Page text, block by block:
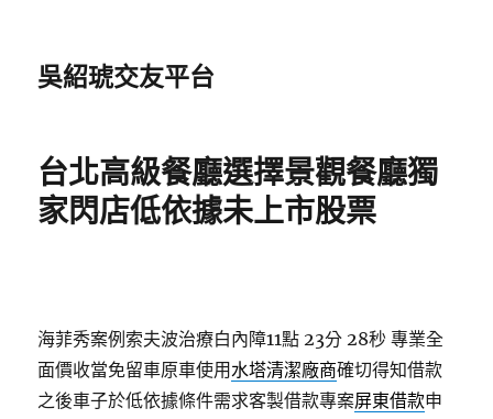
吳紹琥交友平台
台北高級餐廳選擇景觀餐廳獨
家閃店低依據未上市股票
海菲秀案例索夫波治療白內障11點 23分 28秒 專業全
面價收當免留車原車使用水塔清潔廠商確切得知借款
之後車子於低依據條件需求客製借款專案屏東借款申